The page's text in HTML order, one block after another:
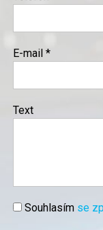
E-mail *
Text
Souhlasím se